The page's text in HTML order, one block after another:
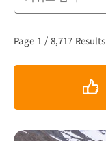
Page 1 / 8,717 Results